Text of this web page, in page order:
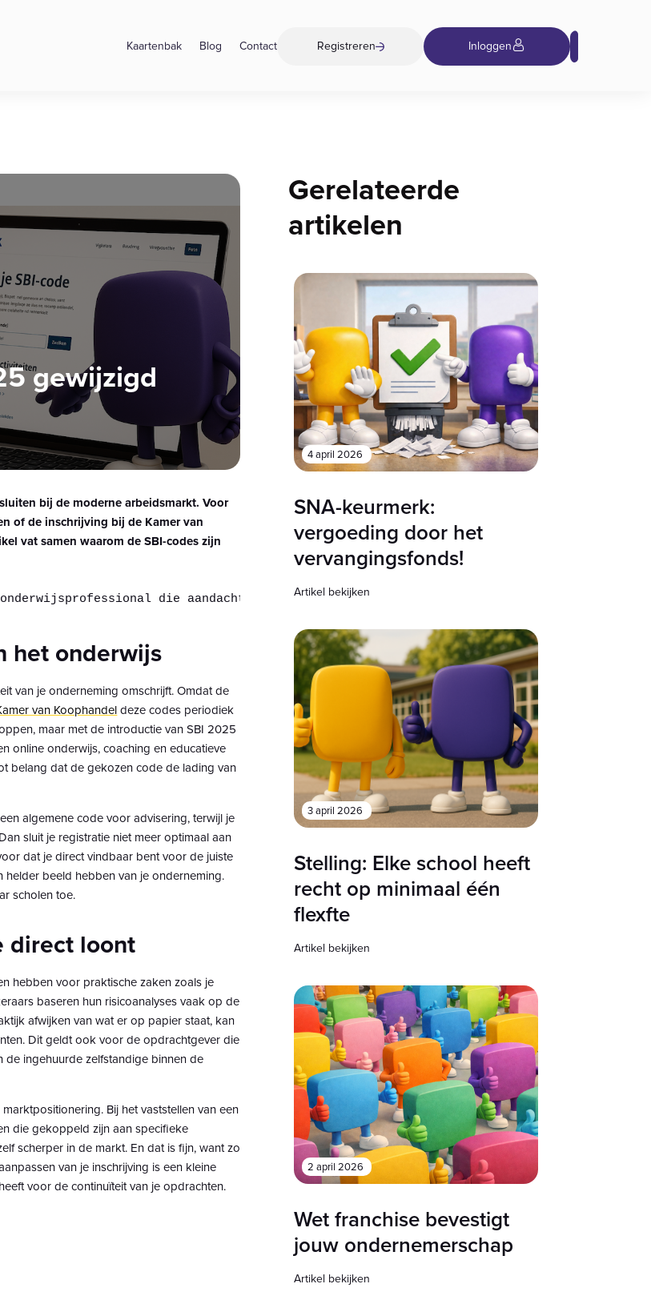
Kaartenbak Blog Contact Registreren Inloggen
gewijzigd
bij de moderne arbeidsmarkt. Voor
of de inschrijving bij de Kamer van
vat samen waarom de SBI-codes zijn
die aandachtig naar een laptopscherm kijkt in een licht kantoor.
het onderwijs
van je onderneming omschrijft. Omdat de
van Koophandeldeze codes periodiek
maar met de introductie van SBI 2025
online onderwijs, coaching en educatieve
belang dat de gekozen code de lading van
algemene code voor advisering, terwijl je
sluit je registratie niet meer optimaal aan
dat je direct vindbaar bent voor de juiste
beeld hebben van je onderneming.
scholen toe.
direct loont
hebben voor praktische zaken zoals je
baseren hun risicoanalyses vaak op de
afwijken van wat er op papier staat, kan
Dit geldt ook voor de opdrachtgever die
ingehuurde zelfstandige binnen de
Bij het vaststellen van een
die gekoppeld zijn aan specifieke
scherper in de markt. En dat is fijn, want zo
van je inschrijving is een kleine
voor de continuïteit van je opdrachten.
Gerelateerde
artikelen
4 april 2026
SNA-keurmerk:
vergoeding door het
vervangingsfonds!
Artikel bekijken
3 april 2026
Stelling: Elke school heeft
recht op minimaal één
flexfte
Artikel bekijken
2 april 2026
Wet franchise bevestigt
jouw ondernemerschap
Artikel bekijken